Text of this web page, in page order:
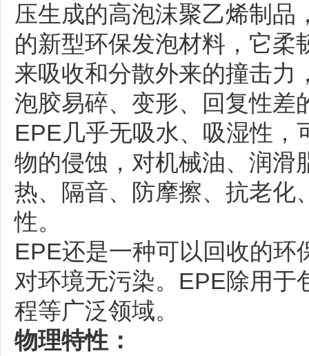
压生成的高泡沫聚乙烯制品
的新型环保发泡材料，它柔
来吸收和分散外来的撞击力
泡胶易碎、变形、回复性差
EPE几乎无吸水、吸湿性，
物的侵蚀，对机械油、润滑
热、隔音、防摩擦、抗老化
性。
EPE还是一种可以回收的环
对环境无污染。EPE除用于
程等广泛领域。
物理特性：